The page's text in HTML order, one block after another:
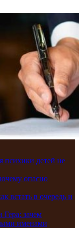
психики детей не
опасно
встать в очередь и
зачем
именами